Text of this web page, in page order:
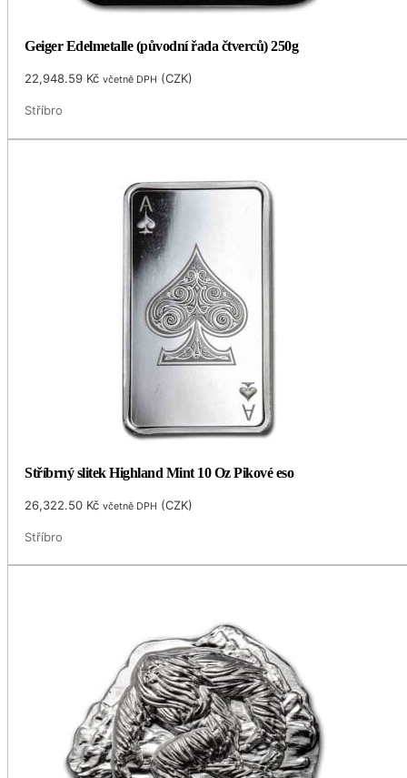
Geiger Edelmetalle (původní řada čtverců) 250g
22,948.59 Kč včetně DPH (CZK)
Stříbro
Stříbrný slitek Highland Mint 10 Oz Pikové eso
26,322.50 Kč včetně DPH (CZK)
Stříbro